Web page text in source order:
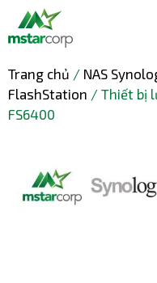
Trang chủ / NAS
FlashStation / Thiết bị
FS6400